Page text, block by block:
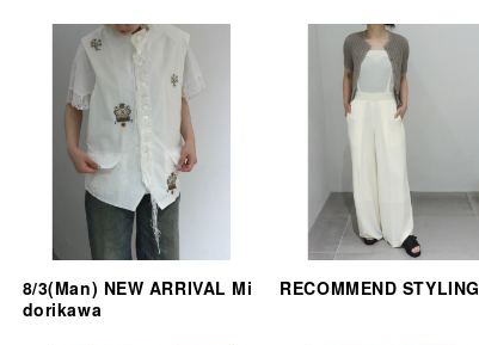
8/3(Man) NEW ARRIVAL Mi
dorikawa
RECOMMEND STYLING